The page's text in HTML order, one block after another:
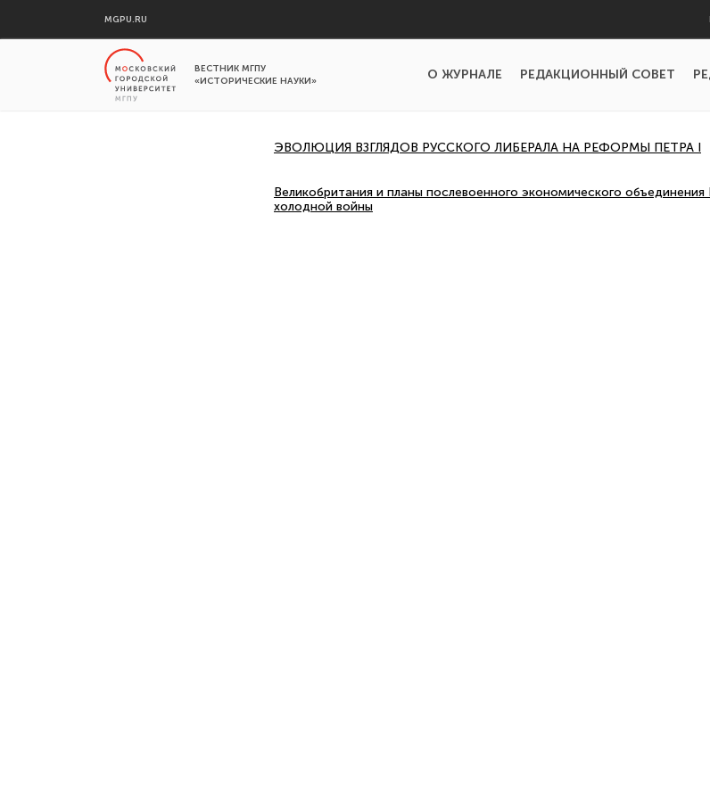
MGPU.RU
ВЕСТНИК МГПУ
«ИСТОРИЧЕСКИЕ НАУКИ»
О ЖУРНАЛЕ РЕДАКЦИОННЫЙ СОВЕТ
ЭВОЛЮЦИЯ ВЗГЛЯДОВ РУССКОГО ЛИБЕРАЛА НА РЕФОРМЫ ПЕТРА I
Великобритания и планы послевоенного экономического
холодной войны